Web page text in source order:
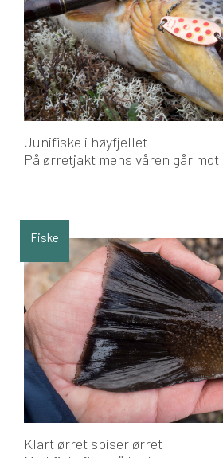
Junifiske i høyfjellet
På ørretjakt mens våren går mot
Fiske
Klart ørret spiser ørret